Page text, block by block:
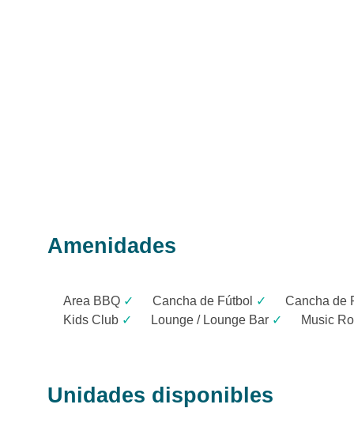
Amenidades
Area BBQ ✓ Cancha de Fútbol ✓
Cancha de
Kids Club ✓ Lounge / Lounge Bar ✓ Music
Unidades disponibles